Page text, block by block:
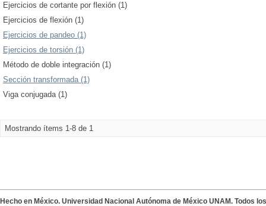
Ejercicios de cortante por flexión (1)
Ejercicios de flexión (1)
Ejercicios de pandeo (1)
Ejercicios de torsión (1)
Método de doble integración (1)
Sección transformada (1)
Viga conjugada (1)
Mostrando ítems 1-8 de 1
Hecho en México. Universidad Nacional Autónoma de México UNAM. Todos